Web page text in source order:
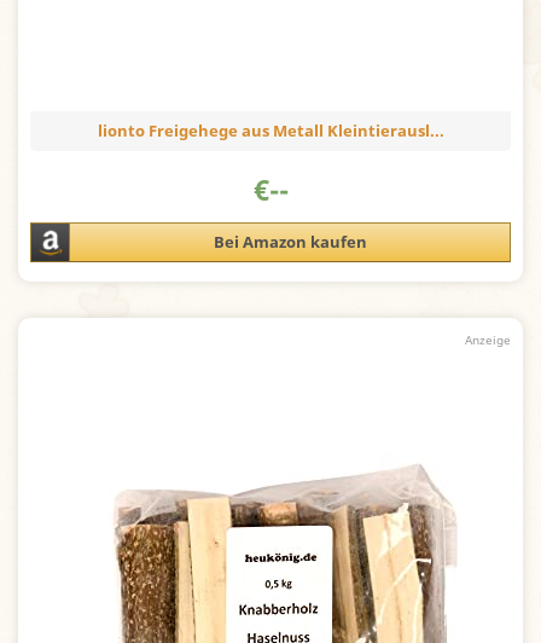
lionto Freigehege aus Metall Kleintierausl...
€--
Bei Amazon kaufen